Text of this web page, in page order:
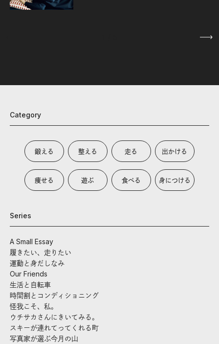
Category
鍛える 整える 走る 出かける
痩せる 遊ぶ 食べる 身につける
Series
A Small Essay
履きたい、走りたい
運動と身だしなみ
Our Friends
生活と自転車
時間割とコンディショニング
怪我こそ、私。
ウチサカさんにきいてみる。
スキーが連れてってくれる町
写真家が選ぶ今月の山